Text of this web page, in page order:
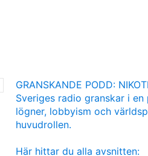
GRANSKANDE PODD:
Sveriges radio granskar i
lögner, lobbyism och
huvudrollen.
Här hittar du alla avsnitten: